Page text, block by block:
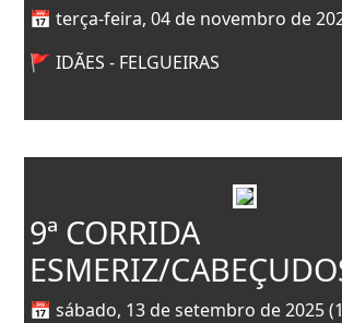
📅 terça-feira, 04 de novembro de
🚩 IDÃES - FELGUEIRAS
9ª CORRIDA
ESMERIZ/
📅 sábado, 13 de setembro de 2025